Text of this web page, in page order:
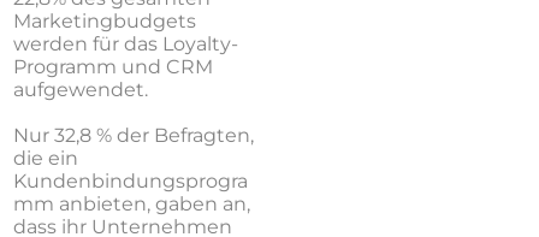
Marketingbudgets
werden für das Loyalty-
Programm und CRM
aufgewendet.
Nur 32,8 % der Befragten,
die ein
Kundenbindungsprogra
mm anbieten, gaben an,
dass ihr Unternehmen